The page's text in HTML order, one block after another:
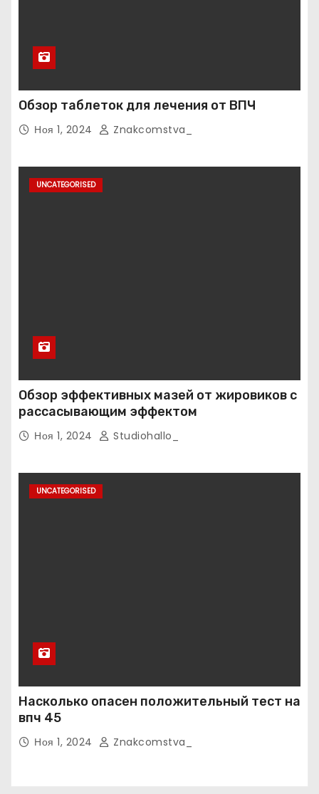
Обзор таблеток для лечения от ВПЧ
Ноя 1, 2024 Znakcomstva_
UNCATEGORISED
Обзор эффективных мазей от жировиков с
рассасывающим эффектом
Ноя 1, 2024 Studiohallo_
UNCATEGORISED
Насколько опасен положительный тест на
впч 45
Ноя 1, 2024 Znakcomstva_